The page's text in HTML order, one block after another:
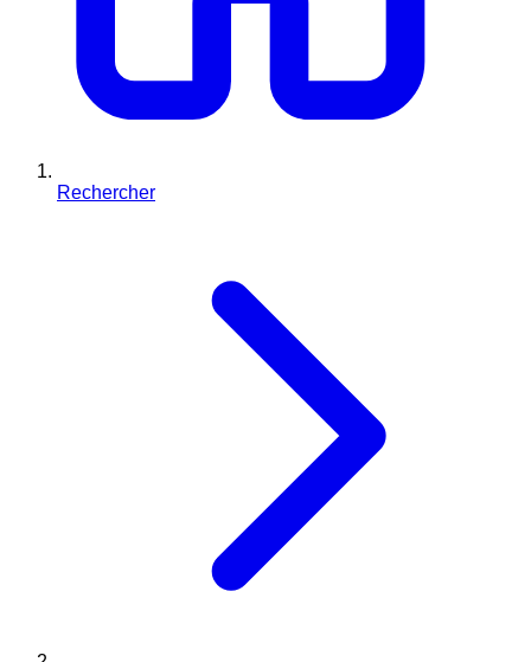
Rechercher